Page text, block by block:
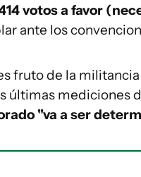
votos a favor
ante los
fruto de la
últimas mediciones
"va a ser